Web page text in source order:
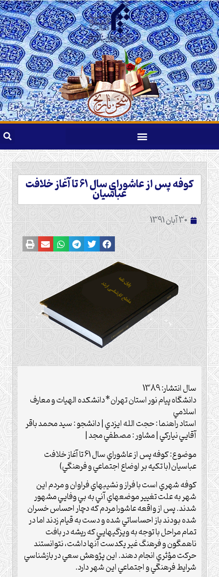
كوفه پس از عاشوراي سال 61 تا آغاز خلافت عباسيان
30 آبان 1391
سال انتشار: 1389
دانشگاه پيام نور استان تهران*دانشکده الهيات و معارف
اسلامي
استاد راهنما : حجت الله ايزدي | دانشجو : سيد محمد باقر
آقايي نيارکي | مشاور : مصطفي مجد |
موضوع: كوفه پس از عاشوراي سال 61 تا آغاز خلافت
عباسيان(با تكيه بر اوضاع اجتماعي و فرهنگي)
كوفه شهري است با فراز و نشيبهاي فراوان و مردم اين
شهر به علت تغيير موضعهاي آني به بي وفايي مشهور
شدند. پس از واقعه عاشورا مردم كه دچار احساس خسران
شده بودند باز احساساتي شده و دست به قيام زدند اما در
تمام مراحل با توجه به ويزگيهايي كه ريشه در بافت
ناهمگون و فرهنگ غير يكدست آنها داشت، نتوانستند
حركت مؤثري انجام دهند. اين پژوهش سعي در بازشناسي
شرايط فرهنگي و اجتماعي اين شهر دارد.